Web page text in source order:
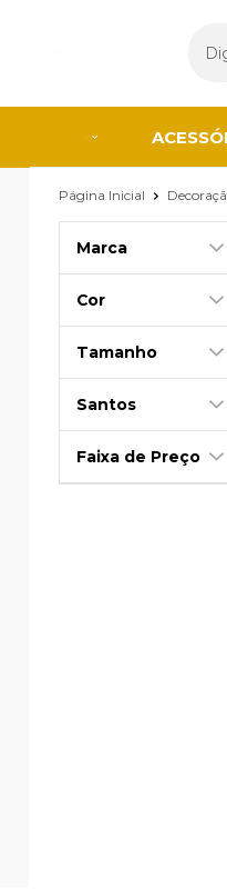
Página Inicial
Marca
Cor
Tamanho
Santos
Faixa de Preço